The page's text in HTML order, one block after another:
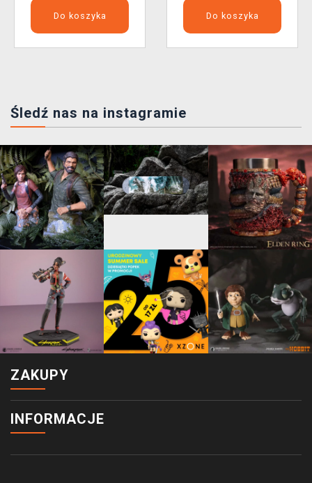
Do koszyka Do koszyka
Śledź nas na instagramie
ZAKUPY
INFORMACJE